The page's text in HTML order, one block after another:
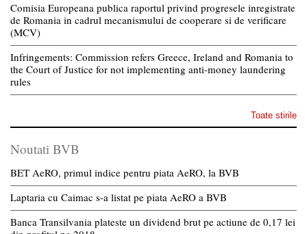
Comisia Europeana publica raportul privind progresele inregistrate
de Romania in cadrul mecanismului de cooperare si de verificare
(MCV)
Infringements: Commission refers Greece, Ireland and Romania to
the Court of Justice for not implementing anti-money laundering
rules
Toate stirile
Noutati BVB
BET AeRO, primul indice pentru piata AeRO, la BVB
Laptaria cu Caimac s-a listat pe piata AeRO a BVB
Banca Transilvania plateste un dividend brut pe actiune de 0,17 lei